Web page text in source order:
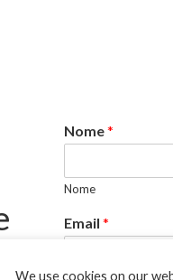
Nome*
Nome
Email *
We use cookies on our